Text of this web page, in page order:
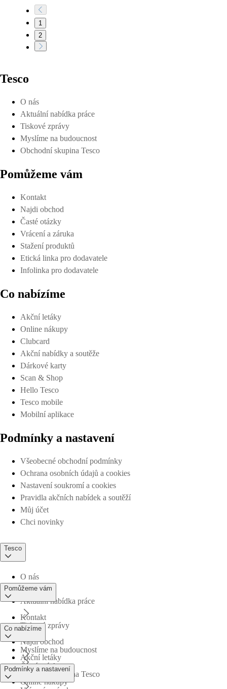
1
2
Tesco
O nás
Aktuální nabídka práce
Tiskové zprávy
Myslíme na budoucnost
Obchodní skupina Tesco
Pomůžeme vám
Kontakt
Najdi obchod
Časté otázky
Vrácení a záruka
Stažení produktů
Etická linka pro dodavatele
Infolinka pro dodavatele
Co nabízíme
Akční letáky
Online nákupy
Clubcard
Akční nabídky a soutěže
Dárkové karty
Scan & Shop
Hello Tesco
Tesco mobile
Mobilní aplikace
Podmínky a nastavení
Všeobecné obchodní podmínky
Ochrana osobních údajů a cookies
Nastavení soukromí a cookies
Pravidla akčních nabídek a soutěží
Můj účet
Chci novinky
Tesco
O nás
Aktuální nabídka práce
Tiskové zprávy
Myslíme na budoucnost
Obchodní skupina Tesco
Pomůžeme vám
Kontakt
Najdi obchod
Časté otázky
Co nabízíme
Akční letáky
Online nákupy
Podmínky a nastavení